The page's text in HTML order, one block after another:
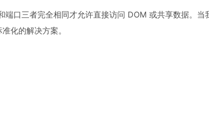
口三者完全相同才允许直接访问 DOM 或共享数据。当
化的解决方案。